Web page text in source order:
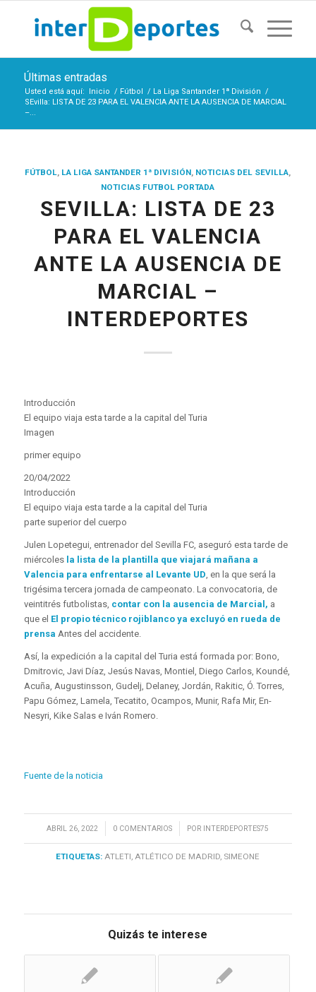
Últimas entradas
Usted está aquí: Inicio / Fútbol / La Liga Santander 1ª División /
SEvilla: LISTA DE 23 PARA EL VALENCIA ANTE LA AUSENCIA DE MARCIAL
–...
FÚTBOL, LA LIGA SANTANDER 1ª DIVISIÓN, NOTICIAS DEL SEVILLA,
NOTICIAS FUTBOL PORTADA
SEVILLA: LISTA DE 23
PARA EL VALENCIA
ANTE LA AUSENCIA DE
MARCIAL –
INTERDEPORTES
Introducción
El equipo viaja esta tarde a la capital del Turia
Imagen
primer equipo
20/04/2022
Introducción
El equipo viaja esta tarde a la capital del Turia
parte superior del cuerpo
Julen Lopetegui, entrenador del Sevilla FC, aseguró esta tarde de
miércoles la lista de la plantilla que viajará mañana a
Valencia para enfrentarse al Levante UD, en la que será la
trigésima tercera jornada de campeonato. La convocatoria, de
veintitrés futbolistas, contar con la ausencia de Marcial, a
que el El propio técnico rojiblanco ya excluyó en rueda de
prensa Antes del accidente.
Así, la expedición a la capital del Turia está formada por: Bono,
Dmitrovic, Javi Díaz, Jesús Navas, Montiel, Diego Carlos, Koundé,
Acuña, Augustinsson, Gudelj, Delaney, Jordán, Rakitic, Ó. Torres,
Papu Gómez, Lamela, Tecatito, Ocampos, Munir, Rafa Mir, En-
Nesyri, Kike Salas e Iván Romero.
Fuente de la noticia
ABRIL 26, 2022
/ 0 COMENTARIOS
/ POR INTERDEPORTES75
ETIQUETAS: ATLETI,ATLÉTICO DE MADRID, SIMEONE
Quizás te interese